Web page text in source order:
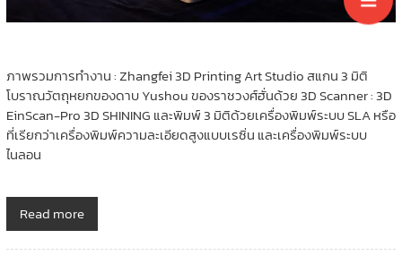
ภาพรวมการทำงาน : Zhangfei 3D Printing Art Studio สแกน 3 มิติ
โบราณวัตถุหยกของดาบ Yushou ของราชวงศ์ฮั่นด้วย 3D Scanner : 3D
EinScan-Pro 3D SHINING และพิมพ์ 3 มิติด้วยเครื่องพิมพ์ระบบ SLA หรือ
ที่เรียกว่าเครื่องพิมพ์ความละเอียดสูงแบบเรซิ่น และเครื่องพิมพ์ระบบ
ไนลอน
Read more